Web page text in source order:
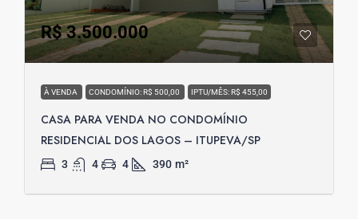
R$ 3.500.000
À VENDA CONDOMÍNIO: R$ 500,00 IPTU/MÊS: R$ 455,00
CASA PARA VENDA NO CONDOMÍNIO
RESIDENCIAL DOS LAGOS – ITUPEVA/SP
3 4 4 390 m²